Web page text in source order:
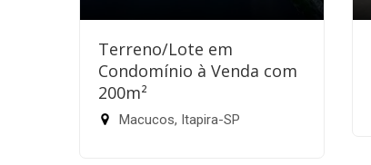
Terreno/Lote em
Condomínio à Venda com
200m²
Macucos, Itapira-SP